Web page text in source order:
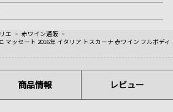
エ > 赤ワイン通販 >
マッセート 2016年 イタリア トスカーナ 赤ワイン フルボディ
商品情報 レビュー